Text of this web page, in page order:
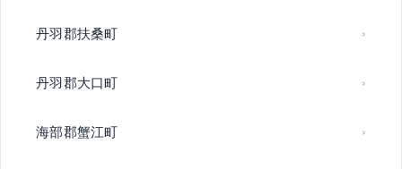
丹羽郡扶桑町
丹羽郡大口町
海部郡蟹江町